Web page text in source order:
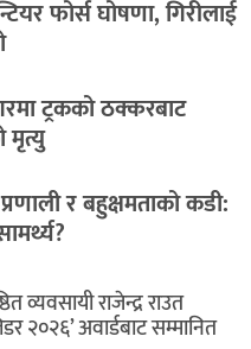
फोर्स घोषणा, गिरीलाई
ट्रकको ठक्करबाट
प्रणाली र बहुक्षमताको कडी:
व्यवसायी राजेन्द्र राउत
२०२६’ अवार्डबाट सम्मानित